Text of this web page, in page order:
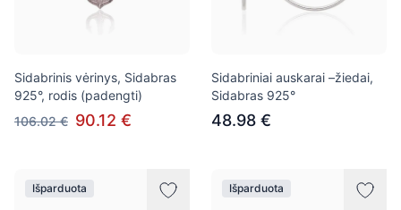
Sidabrinis vėrinys, Sidabras
925°, rodis (padengti)
106.02 € 90.12 €
Sidabriniai auskarai –žiedai,
Sidabras 925°
48.98 €
Išparduota Išparduota